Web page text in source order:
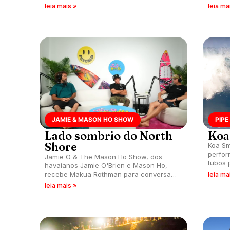
do mar.
leia mais » leia
JAMIE & MASON HO SHOW
Lado sombrio do North
Shore
Jamie O & The Mason Ho Show, dos
havaianos Jamie O'Brien e Mason Ho,
recebe Makua Rothman para conversa
franca sobre experiências com drogas e
leia mais »
Koa
tubos
únicos.
leia